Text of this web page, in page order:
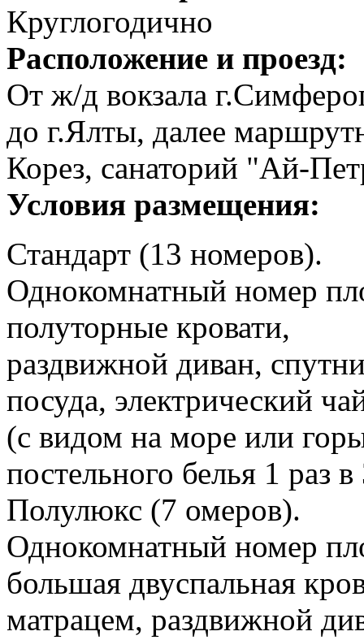
Круглогодично
Расположение и проезд:
От ж/д вокзала
до г.Ялты, далее
Корез, санаторий "Ай-
Условия размещения:
Стандарт (13 номеров).
Однокомнатный номер
полуторные кровати,
раздвижной диван,
посуда, электрический
(с видом на море или
постельного белья 1 раз
Полулюкс (7 омеров).
Однокомнатный номер
большая двуспальная
матрацем, раздвижной